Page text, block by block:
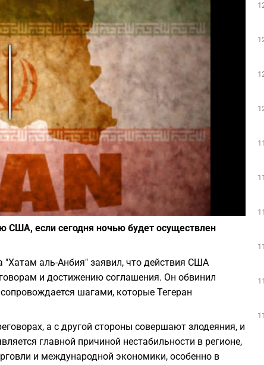
Play
США, если сегодня ночью будет осуществлен
аль-Анбия" заявил, что действия США
и достижению соглашения. Он обвинил
шагами, которые Тегеран
а с другой стороны совершают злодеяния, и
главной причиной нестабильности в регионе,
и международной экономики, особенно в